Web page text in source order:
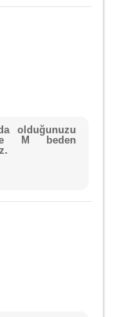
olduğunuzu
M beden